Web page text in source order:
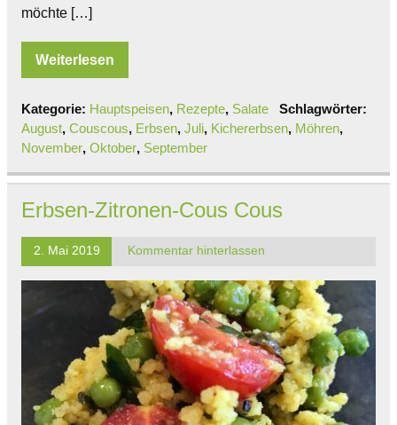
möchte […]
Weiterlesen
Kategorie: Hauptspeisen, Rezepte, Salate
Schlagwörter:
August, Couscous, Erbsen, Juli, Kichererbsen, Möhren,
November, Oktober, September
Erbsen-Zitronen-Cous Cous
2. Mai 2019 Kommentar hinterlassen